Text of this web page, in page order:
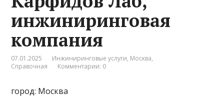
инжиниринговая
компания
07.01.2025 Инжиниринговые услуги, Москва,
Справочная
Комментарии: 0
город: Москва